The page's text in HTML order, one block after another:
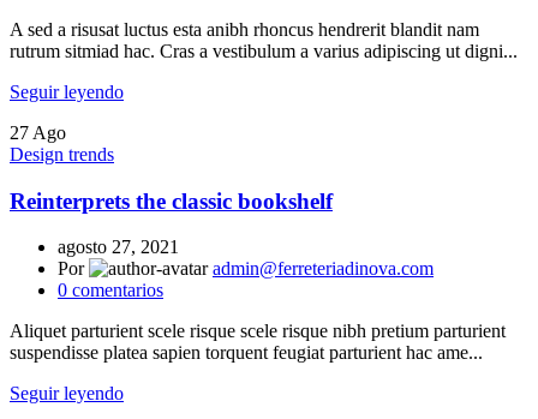
A sed a risusat luctus esta anibh rhoncus hendrerit blandit nam
rutrum sitmiad hac. Cras a vestibulum a varius adipiscing ut digni...
Seguir leyendo
27 Ago
Design trends
Reinterprets the classic bookshelf
agosto 27, 2021
Por
admin@ferreteriadinova.com
0 comentarios
Aliquet parturient scele risque scele risque nibh pretium parturient
suspendisse platea sapien torquent feugiat parturient hac ame...
Seguir leyendo